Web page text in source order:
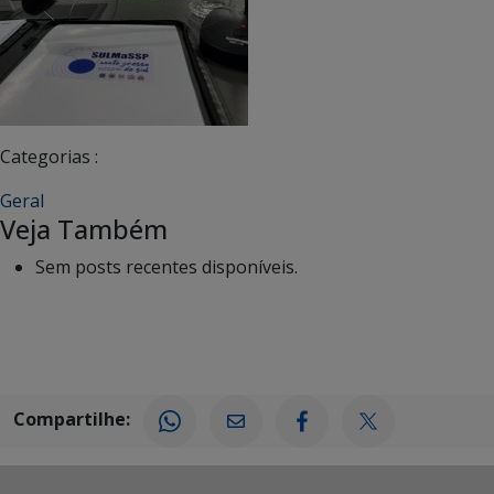
Categorias :
Geral
Veja Também
Sem posts recentes disponíveis.
Compartilhe: